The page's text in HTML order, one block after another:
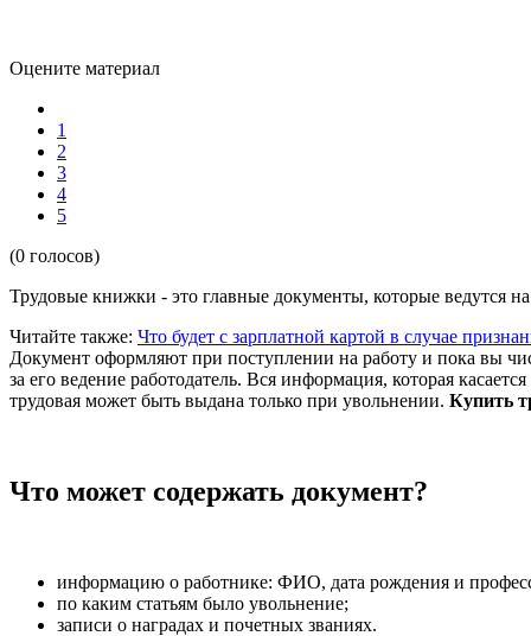
Оцените материал
1
2
3
4
5
(0 голосов)
Трудовые книжки - это главные документы, которые ведутся
Читайте также: Что будет с зарплатной картой в случае
Документ оформляют при поступлении на работу и пока вы
за его ведение работодатель. Вся информация, которая
трудовая может быть выдана только при увольнении. Купить
Что может содержать документ?
информацию о работнике: ФИО, дата рождения и
по каким статьям было увольнение;
записи о наградах и почетных званиях.